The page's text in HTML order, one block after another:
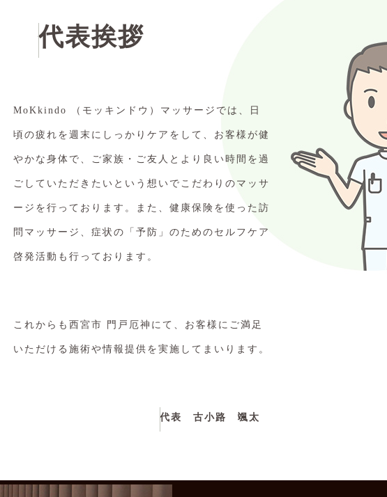
代表挨拶
MoKkindo （モッキンドウ）マッサージでは、日
頃の疲れを週末にしっかりケアをして、お客様が健
やかな身体で、ご家族・ご友人とより良い時間を過
ごしていただきたいという想いでこだわりのマッサ
ージを行っております。また、健康保険を使った訪
問マッサージ、症状の「予防」のためのセルフケア
啓発活動も行っております。
これからも西宮市 門戸厄神にて、お客様にご満足
いただける施術や情報提供を実施してまいります。
代表 古小路 颯太